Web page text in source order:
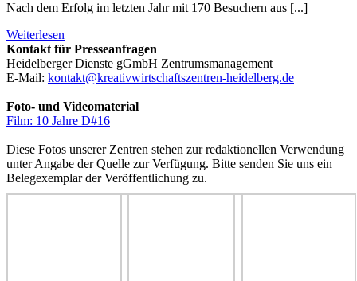
Nach dem Erfolg im letzten Jahr mit 170 Besuchern aus [...]
Weiterlesen
Kontakt für Presseanfragen
Heidelberger Dienste gGmbH Zentrumsmanagement
E-Mail: kontakt@kreativwirtschaftszentren-heidelberg.de
Foto- und Videomaterial
Film: 10 Jahre D#16
Diese Fotos unserer Zentren stehen zur redaktionellen Verwendung
unter Angabe der Quelle zur Verfügung. Bitte senden Sie uns ein
Belegexemplar der Veröffentlichung zu.